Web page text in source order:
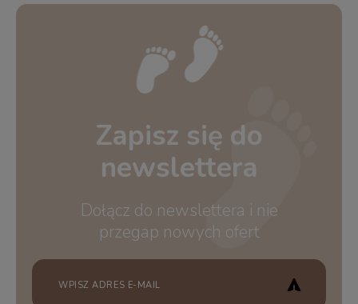
Zapisz się do
newslettera
Dołącz do newslettera i nie
przegap nowych ofert